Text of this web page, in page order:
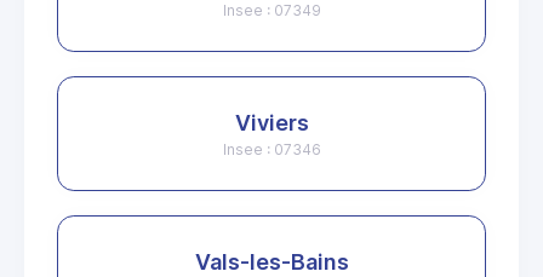
Insee : 07349
Viviers
Insee : 07346
Vals-les-Bains